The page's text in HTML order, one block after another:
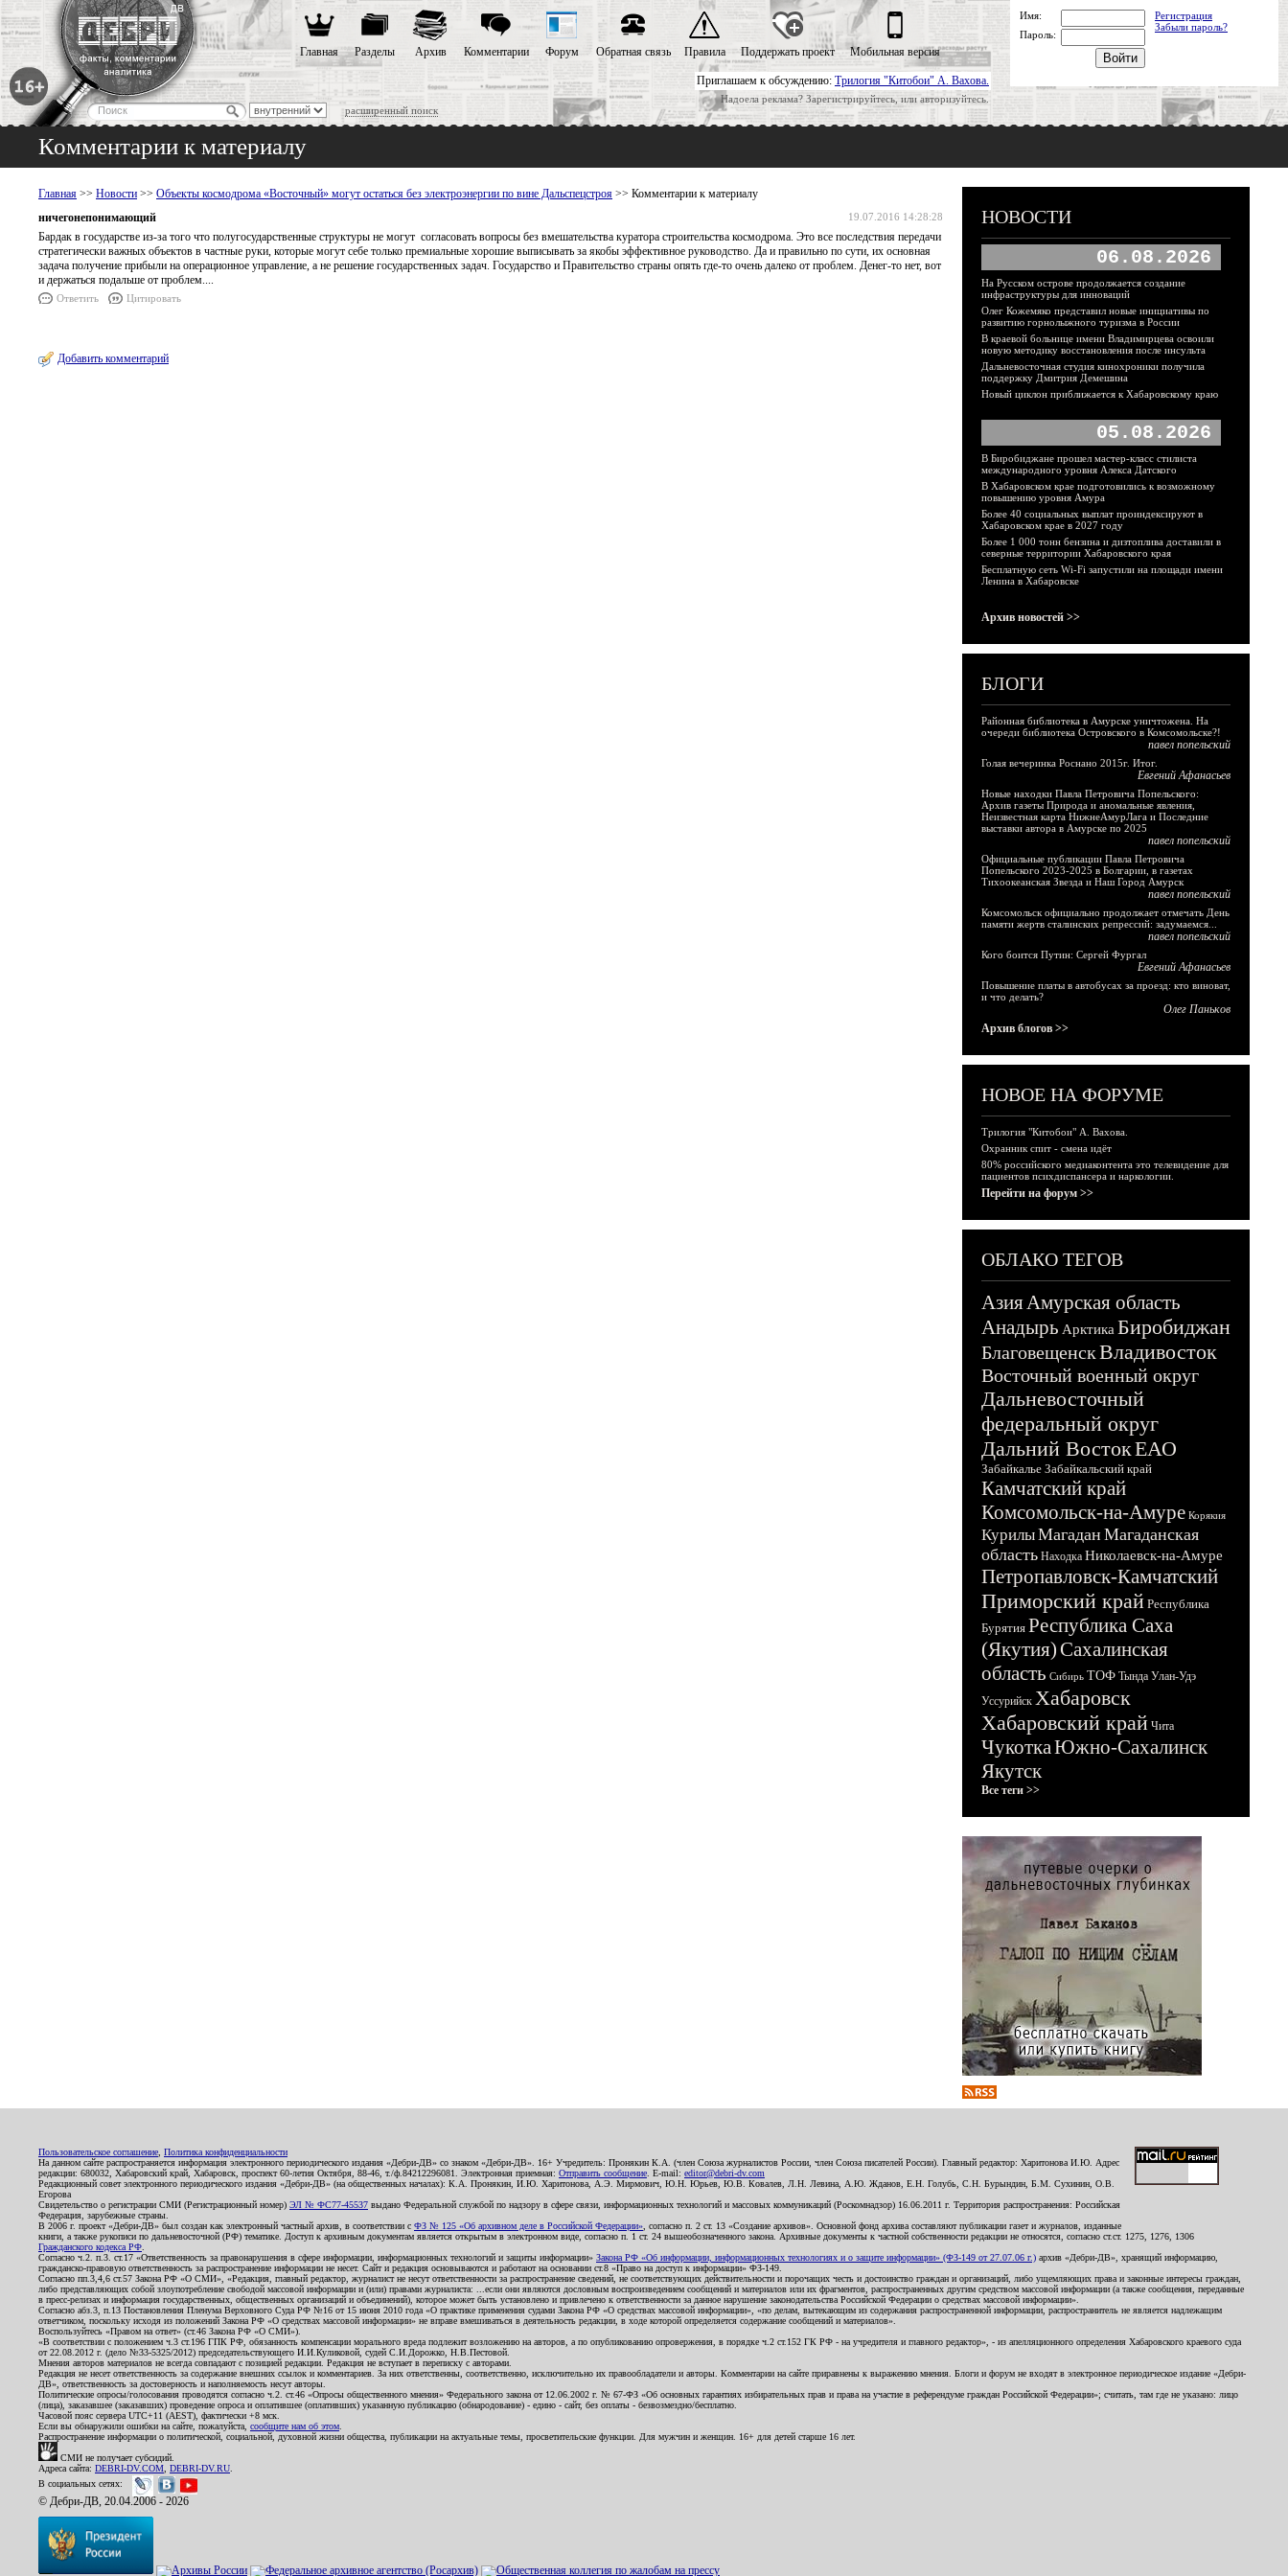
Приглашаем к обсуждению: Трилогия "Китобои" А. Вахова.
Надоела реклама? Зарегистрируйтесь, или авторизуйтесь.
расширенный поиск
Главная Разделы Архив Комментарии Форум Обратная связь Правила Поддержать проект Мобильная версия
Имя:
Регистрация
Забыли пароль?
Пароль:
Комментарии к материалу
Главная >> Новости >> Объекты космодрома «Восточный» могут остаться без электроэнергии по вине Дальспецстроя >> Комментарии к материалу
19.07.2016 14:28:28
ничегонепонимающий
Бардак в государстве из-за того что полугосударственные структуры не могут согласовать вопросы без вмешательства куратора строительства космодрома. Это все последствия передачи
стратегически важных объектов в частные руки, которые могут себе только премиальные хорошие выписывать за якобы эффективное руководство. Да и правильно по сути, их основная
задача получение прибыли на операционное управление, а не решение государственных задач. Государство и Правительство страны опять где-то очень далеко от проблем. Денег-то нет, вот
и держаться подальше от проблем....
Ответить Цитировать
Добавить комментарий
НОВОСТИ
06.08.2026
На Русском острове продолжается создание
инфраструктуры для инноваций
Олег Кожемяко представил новые инициативы по
развитию горнолыжного туризма в России
В краевой больнице имени Владимирцева освоили
новую методику восстановления после инсульта
Дальневосточная студия кинохроники получила
поддержку Дмитрия Демешина
Новый циклон приближается к Хабаровскому краю
05.08.2026
В Биробиджане прошел мастер-класс стилиста
международного уровня Алекса Датского
В Хабаровском крае подготовились к возможному
повышению уровня Амура
Более 40 социальных выплат проиндексируют в
Хабаровском крае в 2027 году
Более 1 000 тонн бензина и дизтоплива доставили в
северные территории Хабаровского края
Бесплатную сеть Wi-Fi запустили на площади имени
Ленина в Хабаровске
Архив новостей >>
БЛОГИ
Районная библиотека в Амурске уничтожена. На
очереди библиотека Островского в Комсомольске?!
павел попельский
Голая вечеринка Роснано 2015г. Итог.
Евгений Афанасьев
Новые находки Павла Петровича Попельского:
Архив газеты Природа и аномальные явления,
Неизвестная карта НижнеАмурЛага и Последние
выставки автора в Амурске по 2025
павел попельский
Официальные публикации Павла Петровича
Попельского 2023-2025 в Болгарии, в газетах
Тихоокеанская Звезда и Наш Город Амурск
павел попельский
Комсомольск официально продолжает отмечать День
памяти жертв сталинских репрессий: задумаемся...
павел попельский
Кого боится Путин: Сергей Фургал
Евгений Афанасьев
Повышение платы в автобусах за проезд: кто виноват,
и что делать?
Олег Паньков
Архив блогов >>
НОВОЕ НА ФОРУМЕ
Трилогия "Китобои" А. Вахова.
Охранник спит - смена идёт
80% российского медиаконтента это телевидение для
пациентов психдиспансера и наркологии.
Перейти на форум >>
ОБЛАКО ТЕГОВ
АзияАмурская область
Анадырь Арктика Биробиджан
БлаговещенскВладивосток
Восточный военный округ
Дальневосточный
федеральный округ
Дальний ВостокЕАО
Забайкалье Забайкальский край
Камчатский край
Комсомольск-на-Амуре Корякия
КурилыМагадан Магаданская
область Находка Николаевск-на-Амуре
Петропавловск-Камчатский
Приморский край Республика
Бурятия Республика Саха
(Якутия)Сахалинская
область Сибирь ТОФ Тында Улан-Удэ
Уссурийск Хабаровск
Хабаровский край Чита
ЧукоткаЮжно-Сахалинск
Якутск
Все теги >>
Пользовательское соглашение Политика конфиденциальности
На данном сайте распространяется информация электронного периодического издания «Дебри-ДВ» со знаком «Дебри-ДВ». 16+ Учредитель: Пронякин К.А. (член Союза журналистов России, член Союза писателей России). Главный редактор: Харитонова И.Ю. Адрес
редакции: 680032, Хабаровский край, Хабаровск, проспект 60-летия Октября, 88-46, т./ф.84212296081. Электронная приемная: Отправить сообщение . E-mail: editor@debri-dv.com
Редакционный совет электронного периодического издания «Дебри-ДВ» (на общественных началах): К.А. Пронякин, И.Ю. Харитонова, А.Э. Мирмович, Ю.Н. Юрьев, Ю.В. Ковалев, Л.Н. Левина, А.Ю. Жданов, Е.Н. Голубь, С.Н. Бурындин, Б.М. Сухинин, О.В.
Егорова
Свидетельство о регистрации СМИ (Регистрационный номер) ЭЛ № ФС77-45537 выдано Федеральной службой по надзору в сфере связи, информационных технологий и массовых коммуникаций (Роскомнадзор) 16.06.2011 г. Территория распространения: Российская
Федерация, зарубежные страны.
В 2006 г. проект «Дебри-ДВ» был создан как электронный частный архив, в соответствии с ФЗ № 125 «Об архивном деле в Российской Федерации» , согласно п. 2 ст. 13 «Создание архивов». Основной фонд архива составляют публикации газет и журналов, изданные
книги, а также рукописи по дальневосточной (РФ) тематике. Доступ к архивным документам является открытым в электронном виде, согласно п. 1 ст. 24 вышеобозначенного закона. Архивные документы к частной собственности редакции не относятся, согласно ст.ст. 1275, 1276, 1306
Гражданского кодекса РФ
Согласно ч.2. п.3. ст.17 «Ответственность за правонарушения в сфере информации, информационных технологий и защиты информации» Закона РФ «Об информации, информационных технологиях и о защите информации» (ФЗ-149 от 27.07.06 г.) архив «Дебри-ДВ», хранящий информацию,
гражданско-правовую ответственность за распространение информации не несет. Сайт и редакция основываются и работают на основании ст.8 «Право на доступ к информации» ФЗ-149.
Согласно пп.3,4,6 ст.57 Закона РФ «О СМИ», «Редакция, главный редактор, журналист не несут ответственности за распространение сведений, не соответствующих действительности и порочащих честь и достоинство граждан и организаций, либо ущемляющих права и законные интересы граждан,
либо представляющих собой злоупотребление свободой массовой информации и (или) правами журналиста: ...если они являются дословным воспроизведением сообщений и материалов или их фрагментов, распространенных другим средством массовой информации (а также сообщения, переданные
в пресс-релизах и информация государственных, общественных организаций и объединений), которое может быть установлено и привлечено к ответственности за данное нарушение законодательства Российской Федерации о средствах массовой информации».
Согласно абз.3, п.13 Постановления Пленума Верховного Суда РФ №16 от 15 июня 2010 года «О практике применения судами Закона РФ «О средствах массовой информации», «по делам, вытекающим из содержания распространенной информации, распространитель не является надлежащим
ответчиком, поскольку исходя из положений Закона РФ «О средствах массовой информации» не вправе вмешиваться в деятельность редакции, в ходе которой определяется содержание сообщений и материалов».
Воспользуйтесь «Правом на ответ» (ст.46 Закона РФ «О СМИ»).
«В соответствии с положением ч.3 ст.196 ГПК РФ, обязанность компенсации морального вреда подлежит возложению на авторов, а по опубликованию опровержения, в порядке ч.2 ст.152 ГК РФ - на учредителя и главного редактор», - из апелляционного определения Хабаровского краевого суда
от 22.08.2012 г. (дело №33-5325/2012) председательствующего И.И.Куликовой, судей С.И.Дорожко, Н.В.Пестовой.
Мнения авторов материалов не всегда совпадают с позицией редакции. Редакция не вступает в переписку с авторами.
Редакция не несет ответственность за содержание внешних ссылок и комментариев. За них ответственны, соответственно, исключительно их правообладатели и авторы. Комментарии на сайте приравнены к выражению мнения. Блоги и форум не входят в электронное периодическое издание «Дебри-
ДВ», ответственность за достоверность и наполняемость несут авторы.
Политические опросы/голосования проводятся согласно ч.2. ст.46 «Опросы общественного мнения» Федерального закона от 12.06.2002 г. № 67-ФЗ «Об основных гарантиях избирательных прав и права на участие в референдуме граждан Российской Федерации»; считать, там где не указано: лицо
(лица), заказавшее (заказавших) проведение опроса и оплатившее (оплативших) указанную публикацию (обнародование) - едино - сайт, без оплаты - безвозмездно/бесплатно.
Часовой пояс сервера UTC+11 (AEST), фактически +8 мск.
Если вы обнаружили ошибки на сайте, пожалуйста, сообщите нам об этом
Распространение информации о политической, социальной, духовной жизни общества, публикации на актуальные темы, просветительские функции. Для мужчин и женщин. 16+ для детей старше 16 лет.
СМИ не получает субсидий.
Адреса сайта: DEBRI-DV.COM DEBRI-DV.RU
В социальных сетях:
© Дебри-ДВ, 20.04.2006 - 2026